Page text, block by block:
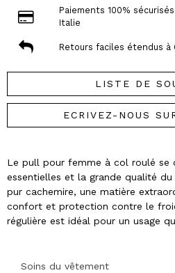
Paiements 100%
Italie
Retours faciles étendus
LISTE DE
ECRIVEZ-NOUS
Le pull pour femme à col roulé se
essentielles et la grande qualité
pur cachemire, une matière
confort et protection contre le
régulière est idéal pour un usage
Soins du vêtement